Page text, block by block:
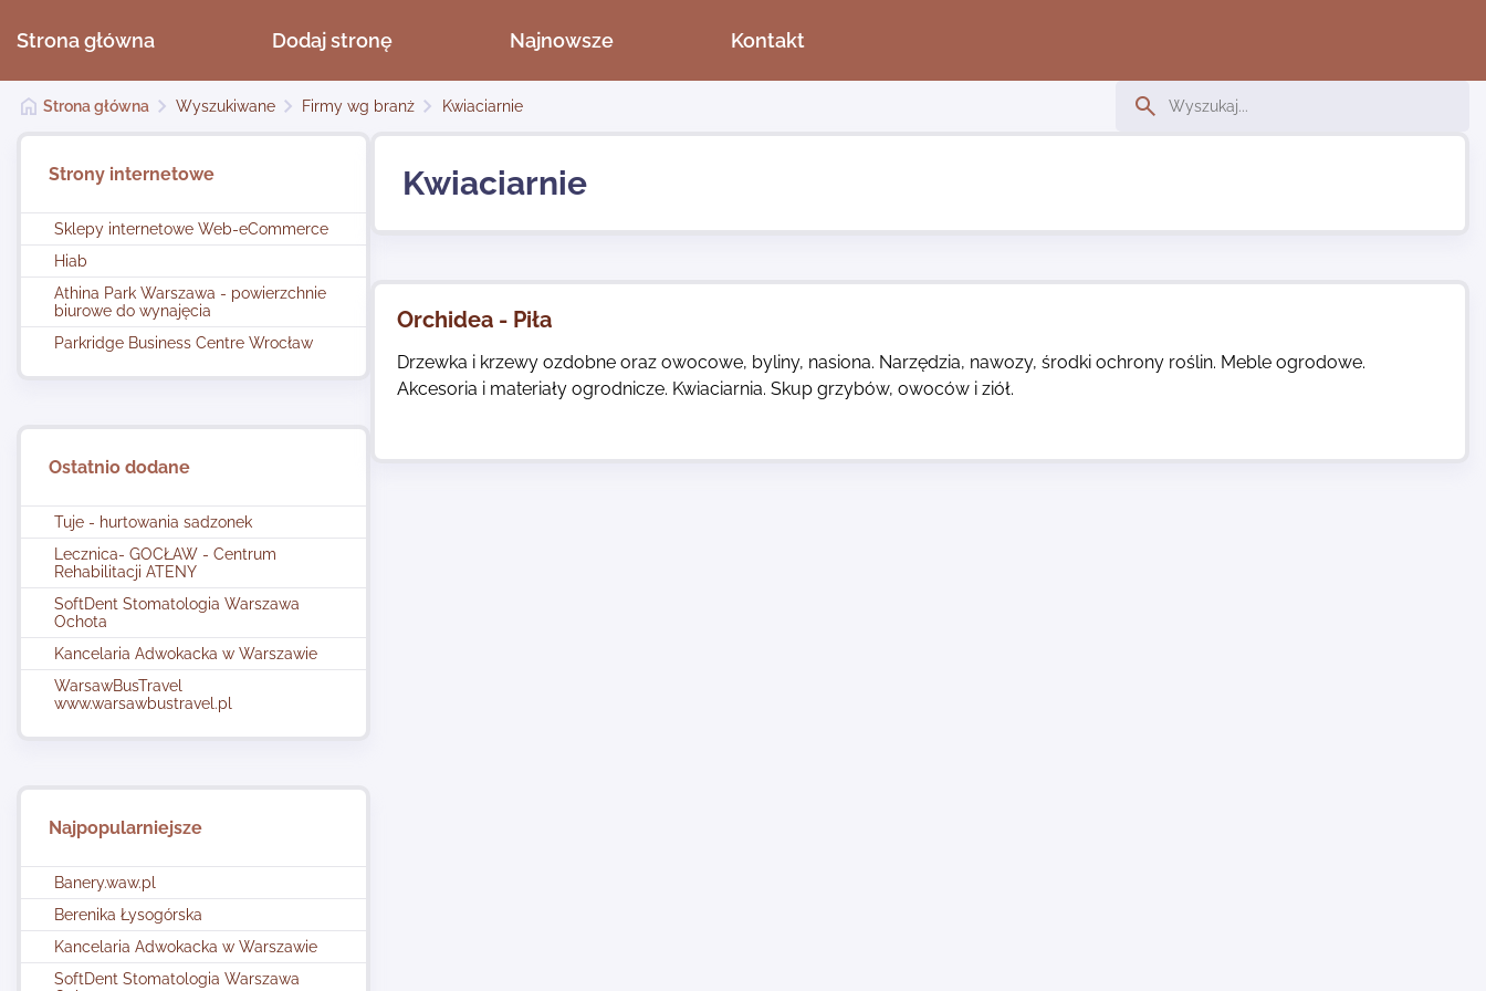
Strona główna Dodaj stronę Najnowsze Kontakt
Strona główna Wyszukiwane Firmy wg branż Kwiaciarnie
Strony internetowe
Sklepy internetowe Web-eCommerce
Hiab
Athina Park Warszawa - powierzchnie
biurowe do wynajęcia
Parkridge Business Centre Wrocław
Ostatnio dodane
Tuje - hurtowania sadzonek
Lecznica- GOCŁAW - Centrum
Rehabilitacji ATENY
SoftDent Stomatologia Warszawa
Ochota
Kancelaria Adwokacka w Warszawie
WarsawBusTravel
www.warsawbustravel.pl
Najpopularniejsze
Banery.waw.pl
Berenika Łysogórska
Kancelaria Adwokacka w Warszawie
SoftDent Stomatologia Warszawa
Kwiaciarnie
Orchidea - Piła
Drzewka i krzewy ozdobne oraz owocowe, byliny, nasiona. Narzędzia, nawozy, środki ochrony roślin. Meble ogrodowe.
Akcesoria i materiały ogrodnicze. Kwiaciarnia. Skup grzybów, owoców i ziół.